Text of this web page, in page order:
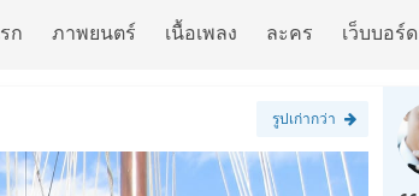
ก ภาพยนตร์ เนื้อเพลง ละคร เว็บบอร์ด
รูปเก่ากว่า